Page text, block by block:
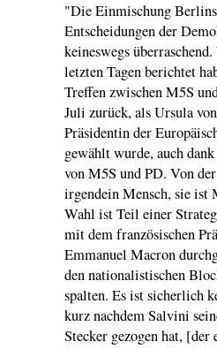
"Die Einmischung
Entscheidungen der
keineswegs
letzten Tagen berichtet
Treffen zwischen M5S
Juli zurück, als Ursula
Präsidentin der
gewählt wurde, auch
von M5S und PD. Von
irgendein Mensch, sie
Wahl ist Teil einer
mit dem französischen
Emmanuel Macron
den nationalistischen
spalten. Es ist sicherlich
kurz nachdem Salvini
Stecker gezogen hat, [der